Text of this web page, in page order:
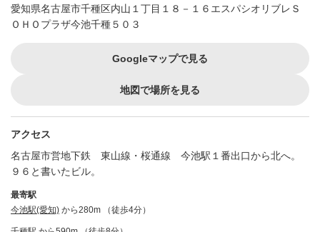
愛知県名古屋市千種区内山１丁目１８－１６エスパシオリブレＳ
ＯＨＯプラザ今池千種５０３
Googleマップで見る
地図で場所を見る
アクセス
名古屋市営地下鉄 東山線・桜通線 今池駅１番出口から北へ。
９６と書いたビル。
最寄駅
今池駅(愛知) から280m （徒歩4分）